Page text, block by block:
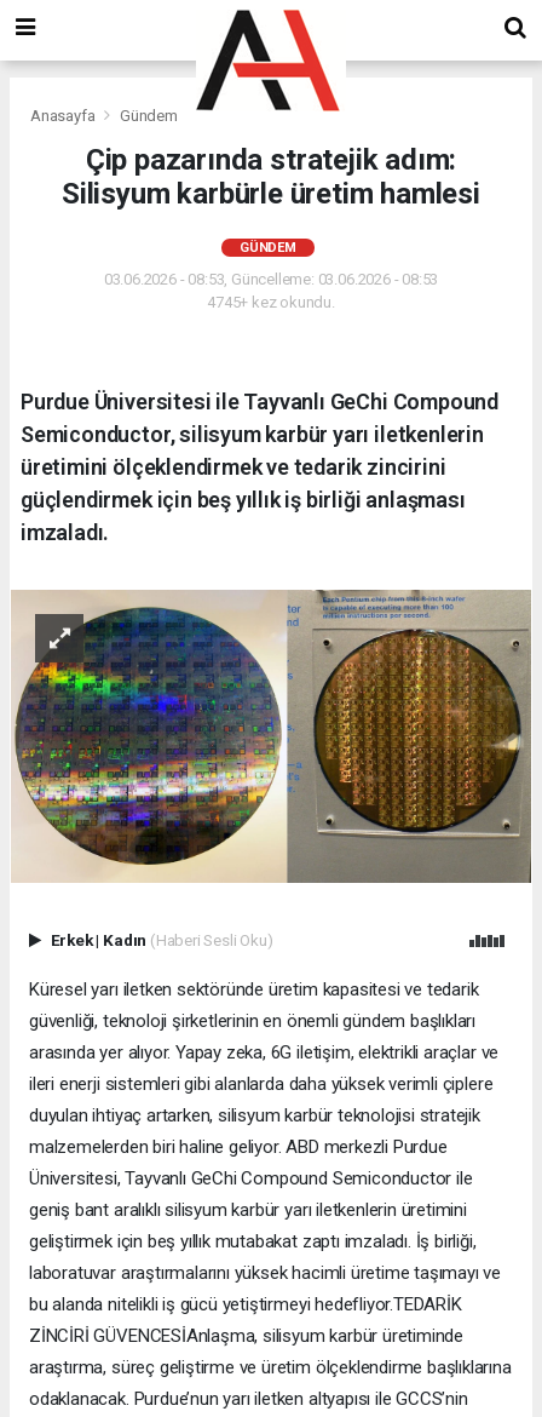
Anasayfa Gündem
Çip pazarında stratejik adım:
Silisyum karbürle üretim hamlesi
GÜNDEM
03.06.2026 - 08:53, Güncelleme: 03.06.2026 - 08:53
4745+ kez okundu.
Purdue Üniversitesi ile Tayvanlı GeChi Compound
Semiconductor, silisyum karbür yarı iletkenlerin
üretimini ölçeklendirmek ve tedarik zincirini
güçlendirmek için beş yıllık iş birliği anlaşması
imzaladı.
Erkek| Kadın (Haberi Sesli Oku)
Küresel yarı iletken sektöründe üretim kapasitesi ve tedarik
güvenliği, teknoloji şirketlerinin en önemli gündem başlıkları
arasında yer alıyor. Yapay zeka, 6G iletişim, elektrikli araçlar ve
ileri enerji sistemleri gibi alanlarda daha yüksek verimli çiplere
duyulan ihtiyaç artarken, silisyum karbür teknolojisi stratejik
malzemelerden biri haline geliyor. ABD merkezli Purdue
Üniversitesi, Tayvanlı GeChi Compound Semiconductor ile
geniş bant aralıklı silisyum karbür yarı iletkenlerin üretimini
geliştirmek için beş yıllık mutabakat zaptı imzaladı. İş birliği,
laboratuvar araştırmalarını yüksek hacimli üretime taşımayı ve
bu alanda nitelikli iş gücü yetiştirmeyi hedefliyor.TEDARİK
ZİNCİRİ GÜVENCESİAnlaşma, silisyum karbür üretiminde
araştırma, süreç geliştirme ve üretim ölçeklendirme başlıklarına
odaklanacak. Purdue’nun yarı iletken altyapısı ile GCCS’nin